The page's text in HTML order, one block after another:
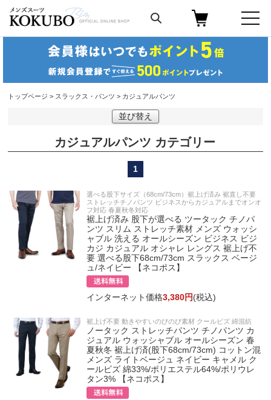
トップページ > スラックス・パンツ > カジュアルパンツ
並び替え
カジュアルパンツ
1
選べる股下サイズ（68cm/73cm）裾上げ済み 裾直し不要
ストレッチチノパンツ ビジネスからカジュアルまでオンオ
フ対応 春夏秋冬対応
裾上げ済み 股下が選べる ツータック チノパ
ンツ スリム ストレッチ素材 メンズ ウォッシ
ャブル 洗える オールシーズン ビジネス ビジ
カジ カジュアル オシャレ レングス 裾上げ不
要 選べる股下68cm/73cm スラックス ベージ
ュ/ネイビー 【ネコポス】
インターネット価格3,380円(税込)
裾上げ不要 動きやすいのびのび素材 クールビズ 綿混紡
ノータック ストレッチパンツ チノパンツ カ
ジュアル ウォッシャブル オールシーズン 春
夏秋冬 裾上げ済(股下68cm/73cm) コットン混
メンズ ライトベージュ ネイビー キャメル ク
ールビズ 綿33%/ポリエステル64%/ポリウレ
タン3% 【ネコポス】